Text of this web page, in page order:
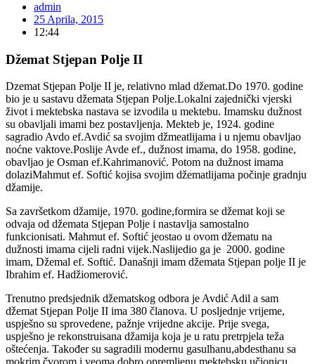
admin
25 Aprila, 2015
12:44
Džemat Stjepan Polje II
Dzemat Stjepan Polje II je, relativno mlad džemat.Do 1970. godine
bio je u sastavu džemata Stjepan Polje.Lokalni zajednički vjerski
život i mektebska nastava se izvodila u mektebu. Imamsku dužnost
su obavljali imami bez postavljenja. Mekteb je, 1924. godine
sagradio Avdo ef.Avdić sa svojim džmeatlijama i u njemu obavljao
noćne vaktove.Poslije Avde ef., dužnost imama, do 1958. godine,
obavljao je Osman ef.Kahrimanović. Potom na dužnost imama
dolaziMahmut ef. Softić kojisa svojim džematlijama počinje gradnju
džamije.
Sa završetkom džamije, 1970. godine,formira se džemat koji se
odvaja od džemata Stjepan Polje i nastavlja samostalno
funkcionisati. Mahmut ef. Softić jeostao u ovom džematu na
dužnosti imama cijeli radni vijek.Naslijedio ga je 2000. godine
imam, Džemal ef. Softić. Današnji imam džemata Stjepan polje II je
Ibrahim ef. Hadžiomerović.
Trenutno predsjednik džematskog odbora je Avdić Adil a sam
džemat Stjepan Polje II ima 380 članova. U posljednje vrijeme,
uspješno su sprovedene, pažnje vrijedne akcije. Prije svega,
uspješno je rekonstruisana džamija koja je u ratu pretrpjela teža
oštećenja. Također su sagradili modernu gasulhanu,abdesthanu sa